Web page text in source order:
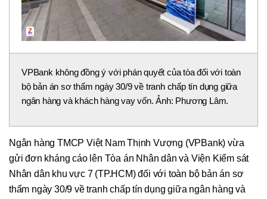
VPBank không đồng ý với phán quyết của tòa đối với toàn
bộ bản án sơ thẩm ngày 30/9 về tranh chấp tín dụng giữa
ngân hàng và khách hàng vay vốn. Ảnh: Phương Lâm.
Ngân hàng TMCP Việt Nam Thịnh Vượng (VPBank) vừa
gửi đơn kháng cáo lên Tòa án Nhân dân và Viện Kiểm sát
Nhân dân khu vực 7 (TP.HCM) đối với toàn bộ bản án sơ
thẩm ngày 30/9 về tranh chấp tín dụng giữa ngân hàng và